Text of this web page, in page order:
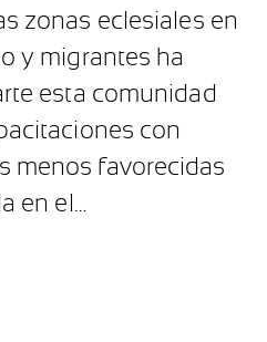
zonas eclesiales en
y migrantes ha
esta comunidad
con
menos favorecidas
en el…